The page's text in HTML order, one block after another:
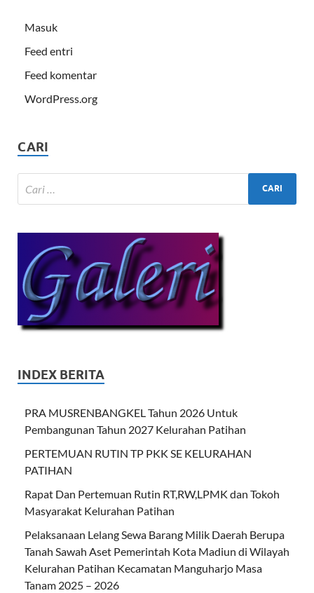
Masuk
Feed entri
Feed komentar
WordPress.org
CARI
INDEX BERITA
PRA MUSRENBANGKEL Tahun 2026 Untuk
Pembangunan Tahun 2027 Kelurahan Patihan
PERTEMUAN RUTIN TP PKK SE KELURAHAN
PATIHAN
Rapat Dan Pertemuan Rutin RT,RW,LPMK dan Tokoh
Masyarakat Kelurahan Patihan
Pelaksanaan Lelang Sewa Barang Milik Daerah Berupa
Tanah Sawah Aset Pemerintah Kota Madiun di Wilayah
Kelurahan Patihan Kecamatan Manguharjo Masa
Tanam 2025 – 2026